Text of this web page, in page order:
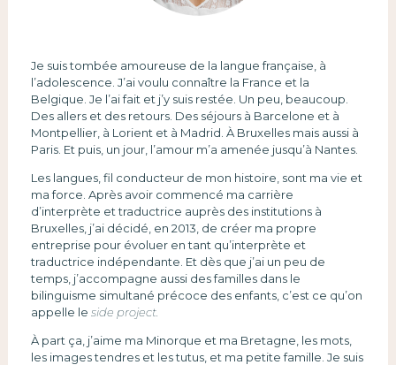
Je suis tombée amoureuse de la langue française, à
l’adolescence. J’ai voulu connaître la France et la
Belgique. Je l’ai fait et j’y suis restée. Un peu, beaucoup.
Des allers et des retours. Des séjours à Barcelone et à
Montpellier, à Lorient et à Madrid. À Bruxelles mais aussi à
Paris. Et puis, un jour, l’amour m’a amenée jusqu’à Nantes.
Les langues, fil conducteur de mon histoire, sont ma vie et
ma force. Après avoir commencé ma carrière
d’interprète et traductrice auprès des institutions à
Bruxelles, j’ai décidé, en 2013, de créer ma propre
entreprise pour évoluer en tant qu’interprète et
traductrice indépendante. Et dès que j’ai un peu de
temps, j’accompagne aussi des familles dans le
bilinguisme simultané précoce des enfants, c’est ce qu’on
appelle le side project.
À part ça, j’aime ma Minorque et ma Bretagne, les mots,
les images tendres et les tutus, et ma petite famille. Je suis